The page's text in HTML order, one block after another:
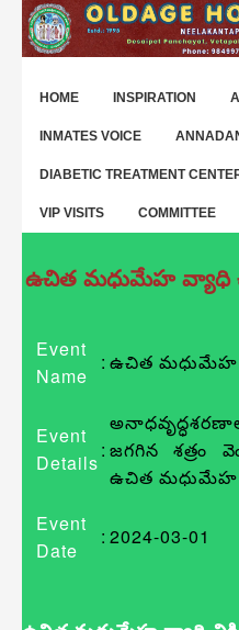
HOME INSPIRATION
INMATES VOICE
DIABETIC TREATMENT
VIP VISITS COMMITTEE
ఉచిత మధుమేహ వ్యాధి
Event
Name
: ఉచిత మధుమేహ
Event
Details
: జగగిన శత్రం
ఉచిత మధుమేహ
Event
Date
: 2024-03-01